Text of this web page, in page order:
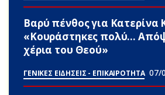
Βαρύ πένθος για Κατερίνα
«Κουράστηκες πολύ…
χέρια του Θεού»
ΓΕΝΙΚΕΣ ΕΙΔΗΣΕΙΣ - ΕΠΙΚΑΙΡΟΤΗΤΑ 07/